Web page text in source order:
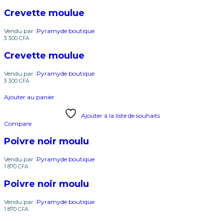
Crevette moulue
Vendu par :Pyramyde boutique
3 300 CFA
Crevette moulue
Vendu par :Pyramyde boutique
3 300 CFA
Ajouter au panier
Ajouter à la liste de souhaits
Compare
Poivre noir moulu
Vendu par :Pyramyde boutique
1 870 CFA
Poivre noir moulu
Vendu par :Pyramyde boutique
1 870 CFA